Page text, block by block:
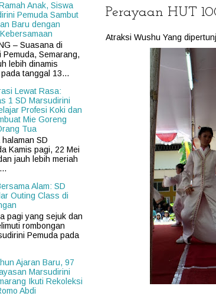
Perayaan HUT
Atraksi Wushu Yang
Anak, Siswa
Pemuda Sambut
Baru dengan
– Suasana di
Semarang,
lebih dinamis
tanggal 13...
Lewat Rasa:
1 SD Marsudirini
Profesi Koki dan
Mie Goreng
Tua
SD
Kamis pagi, 22 Mei
jauh lebih meriah
Alam: SD
Outing Class di
pagi yang sejuk dan
rombongan
Pemuda pada
Ajaran Baru, 97
Marsudirini
Ikuti Rekoleksi
Abdi